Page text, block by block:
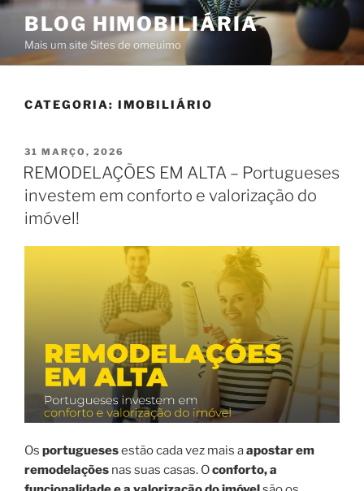
Saltar
conteúdo
BLOG HIMOBILIÁRIA
Mais um site Sites de omeuimo
CATEGORIA: IMOBILIÁRIO
PUBLICADO
EM
31 MARÇO, 2026
REMODELAÇÕES EM ALTA – Portugueses
investem em conforto e valorização do
imóvel!
Os portuguesesestão cada vez mais aapostar em
remodelações nas suas casas. Oconforto, a